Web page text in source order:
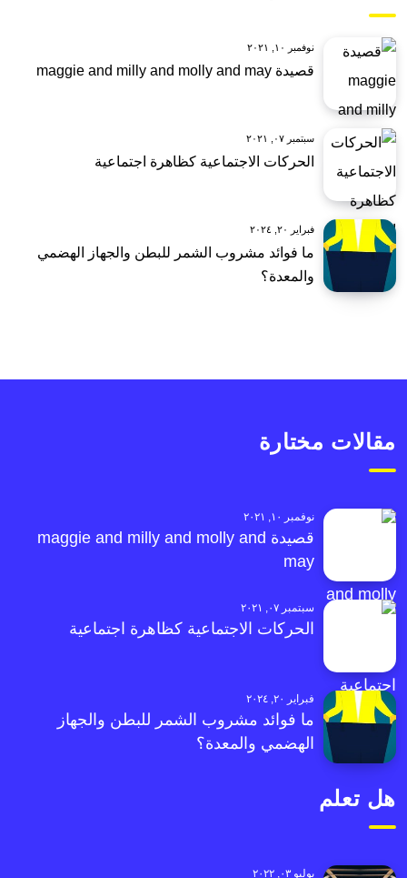
نوفمبر ١٠, ٢٠٢١
قصيدة maggie and milly and molly and may
سبتمبر ٠٧, ٢٠٢١
الحركات الاجتماعية كظاهرة اجتماعية
فبراير ٢٠, ٢٠٢٤
ما فوائد مشروب الشمر للبطن والجهاز الهضمي
والمعدة؟
مقالات مختارة
نوفمبر ١٠, ٢٠٢١
قصيدة maggie and milly and molly and
may
سبتمبر ٠٧, ٢٠٢١
الحركات الاجتماعية كظاهرة اجتماعية
فبراير ٢٠, ٢٠٢٤
ما فوائد مشروب الشمر للبطن والجهاز
الهضمي والمعدة؟
هل تعلم
يوليو ٠٣, ٢٠٢٢